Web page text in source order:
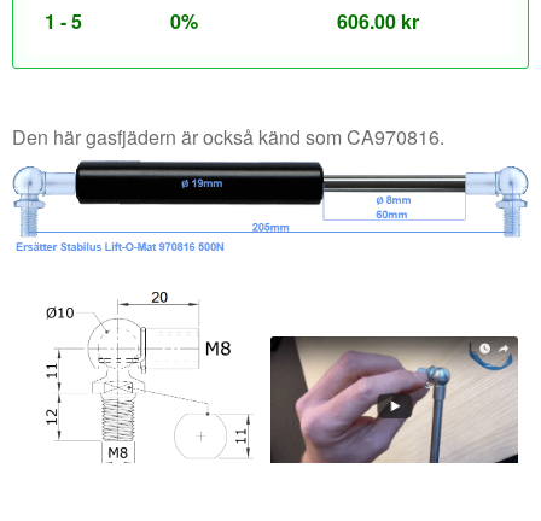
1 - 5 0% 606.00 kr
Den här gasfjädern är också känd som CA970816.